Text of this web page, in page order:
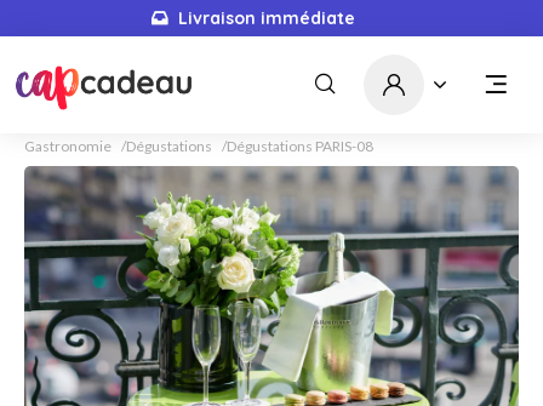
Livraison immédiate
Gastronomie Dégustations Dégustations PARIS-08